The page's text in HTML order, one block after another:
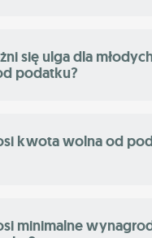
się ulga dla
podatku?
kwota wolna od
minimalne